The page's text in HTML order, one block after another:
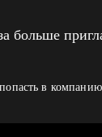
больше
в